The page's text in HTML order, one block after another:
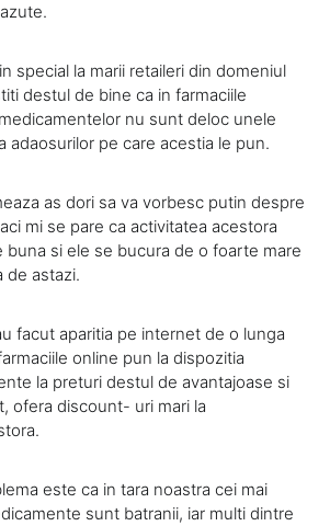
special la marii retaileri din domeniul
destul de bine ca in farmaciile
nu sunt deloc unele
adaosurilor pe care acestia le pun.
as dori sa va vorbesc putin despre
mi se pare ca activitatea acestora
si ele se bucura de o foarte mare
de astazi.
facut aparitia pe internet de o lunga
online pun la dispozitia
la preturi destul de avantajoase si
ofera discount- uri mari la
este ca in tara noastra cei mai
sunt batranii, iar multi dintre